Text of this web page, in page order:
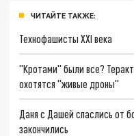
ЧИТАЙТЕ ТАКЖЕ:
Технофашисты XXI века
"Кротами" были все?
охотятся "живые дроны"
Даня с Дашей спаслись от
закончились